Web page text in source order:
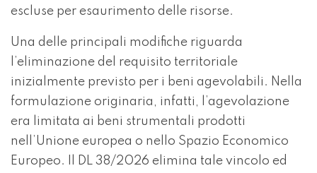
escluse per esaurimento delle risorse.
Una delle principali modifiche riguarda
l’eliminazione del requisito territoriale
inizialmente previsto per i beni agevolabili. Nella
formulazione originaria, infatti, l’agevolazione
era limitata ai beni strumentali prodotti
nell’Unione europea o nello Spazio Economico
Europeo. Il DL 38/2026 elimina tale vincolo ed